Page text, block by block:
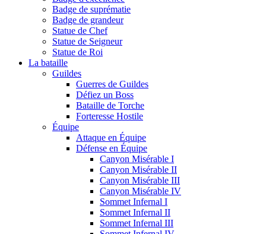
Badge de suprématie
Badge de grandeur
Statue de Chef
Statue de Seigneur
Statue de Roi
La bataille
Guildes
Guerres de Guildes
Défiez un Boss
Bataille de Torche
Forteresse Hostile
Équipe
Attaque en Équipe
Défense en Équipe
Canyon Misérable I
Canyon Misérable II
Canyon Misérable III
Canyon Misérable IV
Sommet Infernal I
Sommet Infernal II
Sommet Infernal III